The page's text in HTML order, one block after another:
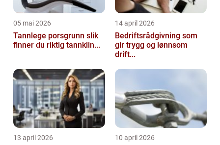
05 mai 2026
Tannlege porsgrunn slik
finner du riktig tannklin...
14 april 2026
Bedriftsrådgivning som
gir trygg og lønnsom
drift...
13 april 2026 10 april 2026